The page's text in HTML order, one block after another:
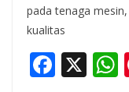
pada tenaga
kualitas
F X